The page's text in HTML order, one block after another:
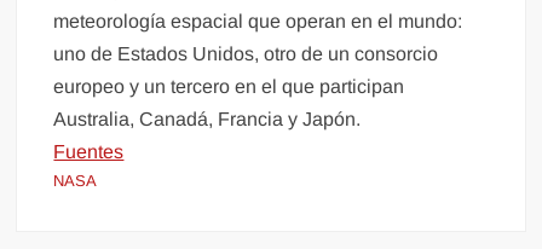
meteorología espacial que operan en el mundo:
uno de Estados Unidos, otro de un consorcio
europeo y un tercero en el que participan
Australia, Canadá, Francia y Japón.
Fuentes
NASA